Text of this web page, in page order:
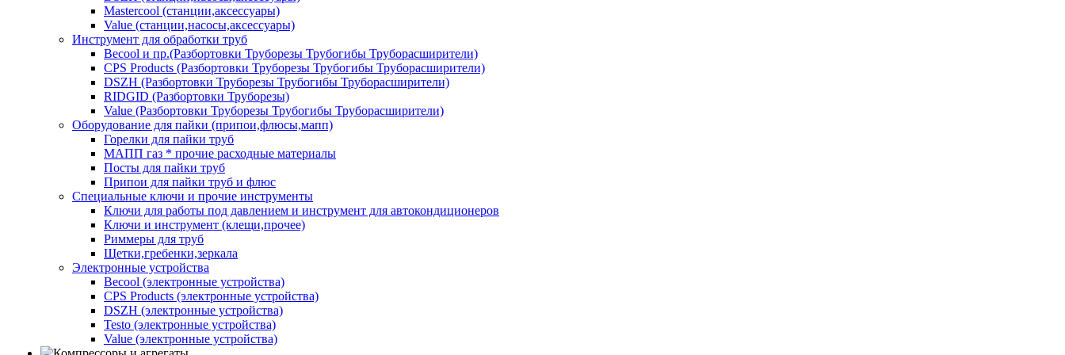
Mastercool (станции,аксессуары)
Value (станции,насосы,аксессуары)
Инструмент для обработки труб
Becool и пр.(Разбортовки Труборезы Трубогибы Труборасширители)
CPS Products (Разбортовки Труборезы Трубогибы Труборасширители)
DSZH (Разбортовки Труборезы Трубогибы Труборасширители)
RIDGID (Разбортовки Труборезы)
Value (Разбортовки Труборезы Трубогибы Труборасширители)
Оборудование для пайки (припои,флюсы,мапп)
Горелки для пайки труб
МАПП газ * прочие расходные материалы
Посты для пайки труб
Припои для пайки труб и флюс
Специальные ключи и прочие инструменты
Ключи для работы под давлением и инструмент для автокондиционеров
Ключи и инструмент (клещи,прочее)
Риммеры для труб
Щетки,гребенки,зеркала
Электронные устройства
Becool (электронные устройства)
CPS Products (электронные устройства)
DSZH (электронные устройства)
Testo (электронные устройства)
Value (электронные устройства)